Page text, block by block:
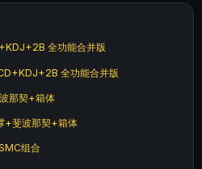
全功能合并版
全功能合并版
那契+箱体
+斐波那契+箱体
组合